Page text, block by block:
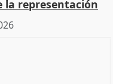
la representación